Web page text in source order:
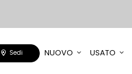
Sedi NUOVO USATO